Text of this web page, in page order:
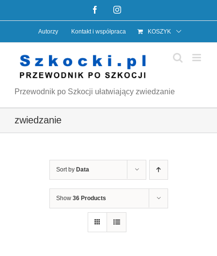
do
FacebookInstagram
Autorzy Kontakt i współpraca KOSZYK
Przewodnik po Szkocji ułatwiający zwiedzanie
zwiedzanie
Sort by Data
Show 36 Products